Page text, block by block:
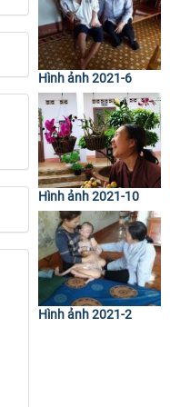
Hình ảnh 2021-6
Hình ảnh 2021-10
Hình ảnh 2021-2